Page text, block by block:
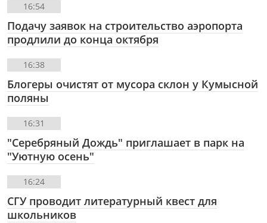
16:54
Подачу заявок на строительство аэропорта
продлили до конца октября
16:38
Блогеры очистят от мусора склон у Кумысной
поляны
16:31
"Серебряный Дождь" приглашает в парк на
"Уютную осень"
16:24
СГУ проводит литературный квест для
школьников